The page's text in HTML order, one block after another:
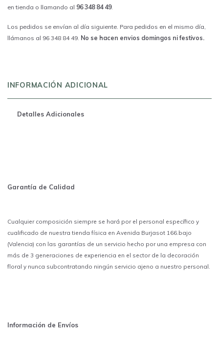
en tienda o llamando al 96 348 84 49.
Los pedidos se envían al día siguiente. Para pedidos en el mismo día,
llámanos al 96 348 84 49. No se hacen envios domingos ni festivos.
INFORMACIÓN ADICIONAL
Detalles Adicionales
Garantía de Calidad
Cualquier composición siempre se hará por el personal específico y
cualificado de nuestra tienda física en Avenida Burjasot 166.bajo
(Valencia) con las garantías de un servicio hecho por una empresa con
más de 3 generaciones de experiencia en el sector de la decoración
floral y nunca subcontratando ningún servicio ajeno a nuestro personal.
Información de Envíos